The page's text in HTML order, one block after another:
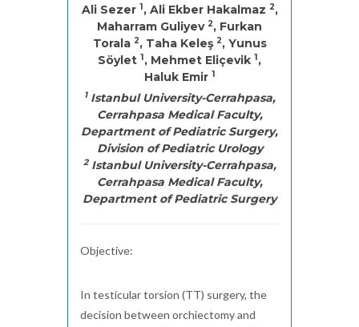
Ali Sezer 1, Ali Ekber Hakalmaz 2,
Maharram Guliyev 2, Furkan
Torala 2, Taha Keleş 2, Yunus
Söylet 1, Mehmet Eliçevik 1,
Haluk Emir 1
1Istanbul University-Cerrahpasa,
Cerrahpasa Medical Faculty,
Department of Pediatric Surgery,
Division of Pediatric Urology
2Istanbul University-Cerrahpasa,
Cerrahpasa Medical Faculty,
Department of Pediatric Surgery
Objective:
In testicular torsion (TT) surgery, the
decision between orchiectomy and